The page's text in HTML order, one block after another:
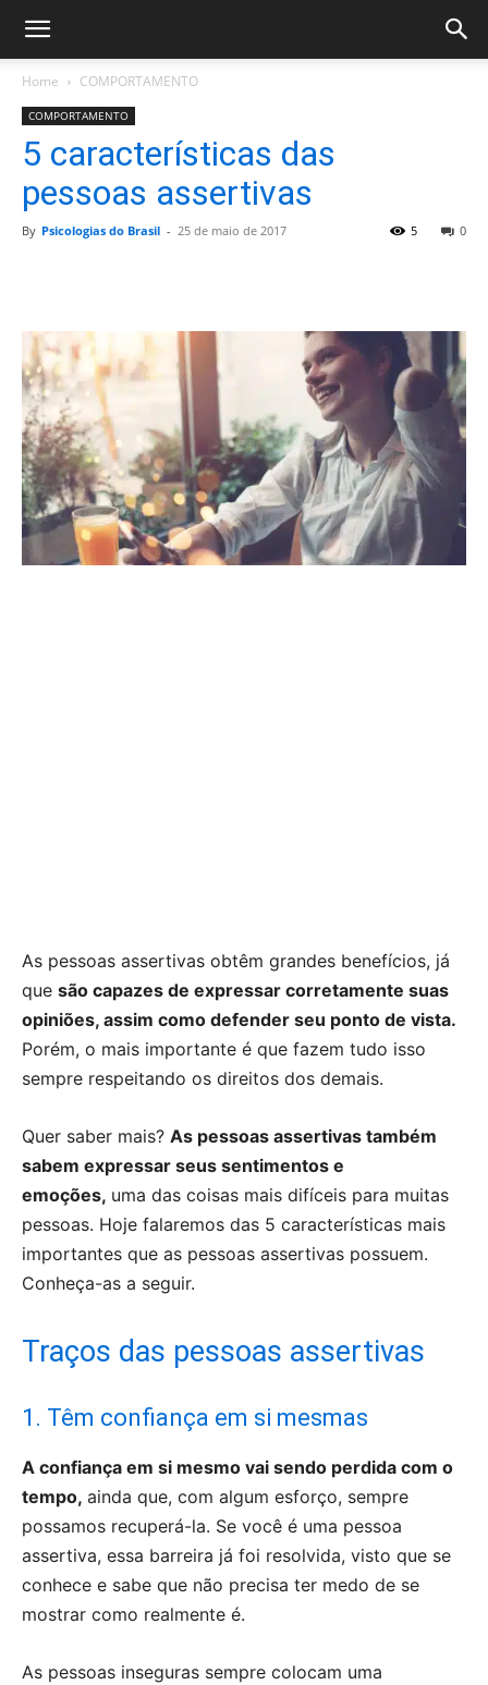
Home COMPORTAMENTO
COMPORTAMENTO
5 características das
pessoas assertivas
By Psicologias do Brasil - 25 de maio de 2017 0
5
As pessoas assertivas obtêm grandes benefícios, já
que são capazes de expressar corretamente suas
opiniões, assim como defender seu ponto de vista.
Porém, o mais importante é que fazem tudo isso
sempre respeitando os direitos dos demais.
Quer saber mais? As pessoas assertivas também
sabem expressar seus sentimentos e
emoções, uma das coisas mais difíceis para muitas
pessoas. Hoje falaremos das 5 características mais
importantes que as pessoas assertivas possuem.
Conheça-as a seguir.
Traços das pessoas assertivas
1. Têm confiança em si mesmas
A confiança em si mesmo vai sendo perdida com o
tempo, ainda que, com algum esforço, sempre
possamos recuperá-la. Se você é uma pessoa
assertiva, essa barreira já foi resolvida, visto que se
conhece e sabe que não precisa ter medo de se
mostrar como realmente é.
As pessoas inseguras sempre colocam uma